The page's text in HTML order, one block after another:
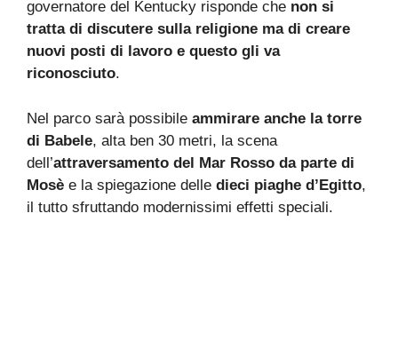
governatore del Kentucky risponde che non si
tratta di discutere sulla religione ma di creare
nuovi posti di lavoro e questo gli va
riconosciuto.
Nel parco sarà possibile ammirare anche la torre
di Babele, alta ben 30 metri, la scena
dell’attraversamento del Mar Rosso da parte di
Mosè e la spiegazione delle dieci piaghe d’Egitto,
il tutto sfruttando modernissimi effetti speciali.